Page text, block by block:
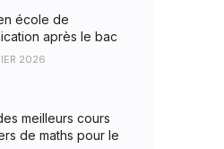
école de
après le bac
2026
meilleurs cours
de maths pour le